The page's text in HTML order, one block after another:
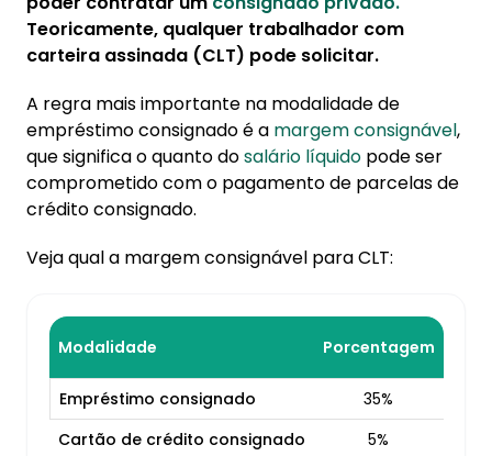
Teoricamente, qualquer trabalhador com
carteira assinada (CLT) pode solicitar.
A regra mais importante na modalidade de
empréstimo consignado é a margem consignável,
que significa o quanto dosalário líquido pode ser
comprometido com o pagamento de parcelas de
crédito consignado.
Veja qual a margem consignável para CLT:
Modalidade Porcentagem
Empréstimo consignado
35%
Cartão de crédito consignado
5%